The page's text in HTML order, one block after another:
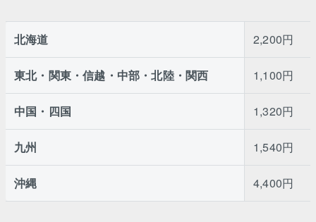
北海道 2,200円
東北・関東・信越・中部・北陸・関西 1,100円
中国・四国 1,320円
九州 1,540円
沖縄 4,400円